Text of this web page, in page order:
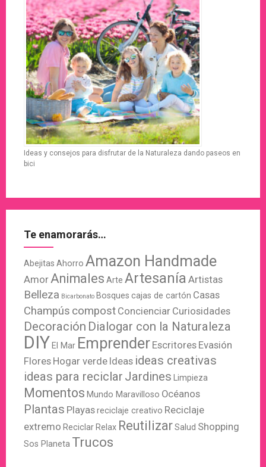
Ideas y consejos para disfrutar de la Naturaleza dando paseos en
bici
Te enamorarás…
Abejitas Ahorro Amazon Handmade
AmorAnimales Arte Artesanía Artistas
Belleza Bicarbonato Bosques cajas de cartón Casas
Champús compost Concienciar Curiosidades
Decoración Dialogar con la Naturaleza
DIY El Mar Emprender Escritores Evasión
Flores Hogar verde Ideas ideas creativas
ideas para reciclar Jardines Limpieza
Momentos Mundo Maravilloso Océanos
Plantas Playasreciclaje creativo Reciclaje
extremo Reciclar Relax ReutilizarSalud Shopping
Sos Planeta Trucos